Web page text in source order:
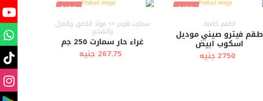
جديد
اطقم كاملة
طقم فيترو صيني موديل
اسكوب ابيض
2750 جنيه
جديد
سمارت هوم => مواد اللصق والعزل
والشحم
غراء حار سمارت 250 جم
267.75 جنيه